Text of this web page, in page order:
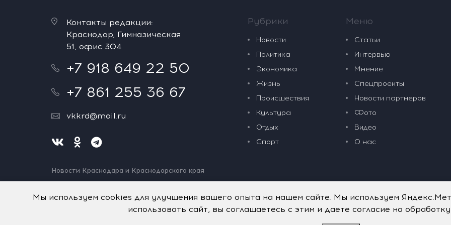
Контакты редакции:
Краснодар, Гимназическая
51, офис 304
+7 918 649 22 50
+7 861 255 36 67
vkkrd@mail.ru
Новости Краснодара и Краснодарского края
Нашли ошибку? Выделите и нажмите Ctrl+Enter.
Рубрики
Новости
Политика
Экономика
Жизнь
Происшествия
Культура
Отдых
Спорт
Меню
Статьи
Интервью
Мнение
Спецпроекты
Новости партнеров
Фото
Видео
О нас
Мы используем cookies для улучшения вашего опыта на нашем сайте. Мы используем
использовать сайт, вы соглашаетесь с этим и даете согласие на